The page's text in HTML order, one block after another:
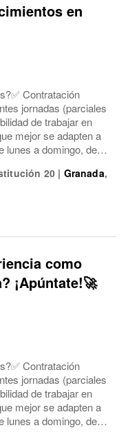
en
Contratación
jornadas (parciales
de trabajar en
mejor se adapten a
lunes a domingo, de
la semana y dos días
20 | Granada,
como
¡Apúntate!🚀
Contratación
jornadas (parciales
de trabajar en
mejor se adapten a
lunes a domingo, de